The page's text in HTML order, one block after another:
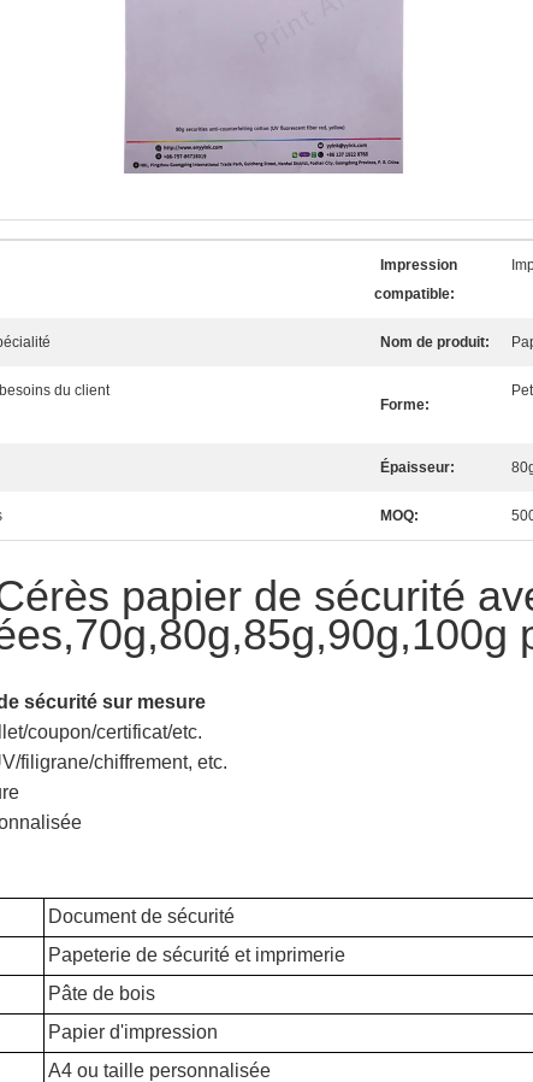
Impression
compatible:
Nom de produit:
du client
Forme:
Épaisseur:
MOQ:
papier de sécurité
sécurité sur mesure
coupon/certificat/etc.
filigrane/chiffrement, etc.
Document de sécurité
Papeterie de sécurité et imprimerie
Pâte de bois
Papier d'impression
A4 ou taille personnalisée